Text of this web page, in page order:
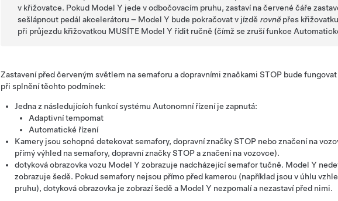
v křižovatce. Pokud Model Y jede v odbočovacím pruhu, zastaví na červené čáře
sešlápnout pedál akcelerátoru – Model Y bude pokračovat v jízdě rovněpřes
při průjezdu křižovatkou MUSÍTE Model Y řídit ručně (čímž se zruší funkce
Zastavení před červeným světlem na semaforu a dopravními značkami STOP bude
při splnění těchto podmínek:
Jedna z následujících funkcí systému Autonomní řízeníje zapnutá:
Adaptivní tempomat
Automatické řízení
Kamery jsou schopné detekovat semafory, dopravní značky STOP nebo značení na
přímý výhled na semafory, dopravní značky STOP a značení na vozovce).
dotyková obrazovkavozu Model Y zobrazuje nadcházející semafor tučně. Model Y
zobrazuje šedě. Pokud semafory nejsou přímo před kamerou (například jsou v úhlu
pruhu), dotyková obrazovka je zobrazí šedě a Model Y nezpomalí a nezastaví před nimi.